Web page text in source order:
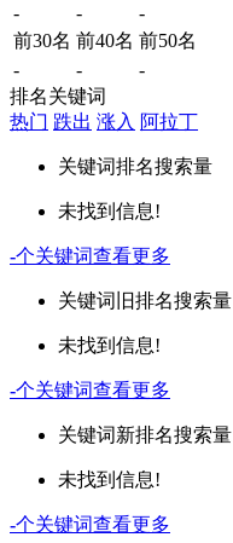
-
-
-
前30名 前40名 前50名
-
-
-
排名关键词
热门 跌出 涨入 阿拉丁
关键词排名搜索量
未找到信息!
-个关键词查看更多
关键词 旧排名搜索量
未找到信息!
-个关键词查看更多
关键词新排名搜索量
未找到信息!
-个关键词查看更多